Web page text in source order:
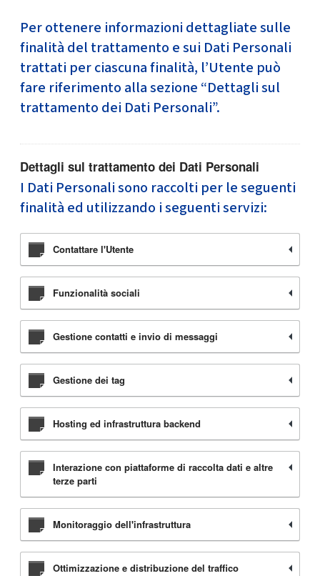
Per ottenere informazioni dettagliate sulle
finalità del trattamento e sui Dati Personali
trattati per ciascuna finalità, l’Utente può
fare riferimento alla sezione “Dettagli sul
trattamento dei Dati Personali”.
Dettagli sul trattamento dei Dati Personali
I Dati Personali sono raccolti per le seguenti
finalità ed utilizzando i seguenti servizi:
Contattare l'Utente
Funzionalità sociali
Gestione contatti e invio di messaggi
Gestione dei tag
Hosting ed infrastruttura backend
Interazione con piattaforme di raccolta dati e altre
terze parti
Monitoraggio dell'infrastruttura
Ottimizzazione e distribuzione del traffico